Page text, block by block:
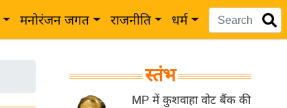
मनोरंजन जगत राजनीति धर्म
स्तंभ
MP में कुशवाहा वोट बैंक की